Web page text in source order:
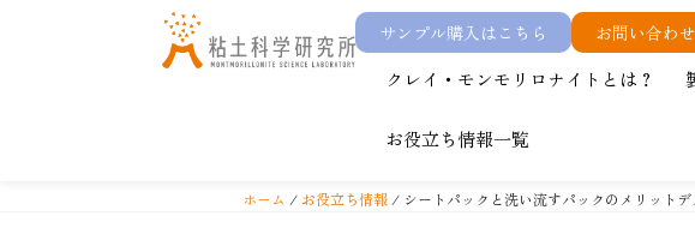
サンプル購入はこちら お問い合わせ
クレイ・モンモリロナイトとは？
お役立ち情報一覧
ホーム / お役立ち情報/ シートパックと洗い流すパックのメリットデ